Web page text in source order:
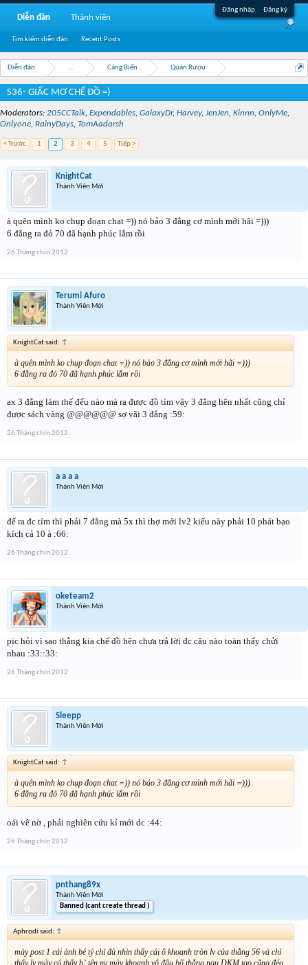
Đăng nhập Đăng ký
Diễn đàn ... Cảng Biển Quán Rượu
S36- GIẤC MƠ CHẾ ĐỒ =)
Moderators: 205CCTalk, Expendables, GalaxyDr, Harvey, JenJen, Kinnn, OnlyMe,
Onlyone, RainyDays, TomAadarsh
< Trước 1 2 3 4 5 Tiếp >
KnightCat
Thành Viên Mới
à quên mình ko chụp đoạn chat =)) nó bảo 3 đẳng cơ mình mới hãi =)))
6 đẳng ra đỏ 70 đã hạnh phúc lắm rồi
26 Tháng chín 2012
Terumi Afuro
Thành Viên Mới
KnightCat said: ↑
à quên mình ko chụp đoạn chat =)) nó bảo 3 đẳng cơ mình mới hãi =)))
6 đẳng ra đỏ 70 đã hạnh phúc lắm rồi
ax 3 đẳng làm thế đếu nào mà ra được đồ tím vậy 3 đẳng hên nhất cũng chỉ
được sách vàng @@@@@@ sợ vãi 3 đẳng :59:
26 Tháng chín 2012
a a a a
Thành Viên Mới
để ra đc tím thì phải 7 đẳng mà 5x thì thợ mới lv2 kiểu này phải 10 phát bạo
kích cả 10 à :66:
26 Tháng chín 2012
oketeam2
Thành Viên Mới
pic hỏi vì sao thằng kia chế đồ hên chưa trả lời đc câu nào toàn thấy chửi
nhau :33::33:
26 Tháng chín 2012
Sleepp
Thành Viên Mới
KnightCat said: ↑
à quên mình ko chụp đoạn chat =)) nó bảo 3 đẳng cơ mình mới hãi =)))
6 đẳng ra đỏ 70 đã hạnh phúc lắm rồi
oái vê nờ , phải nghiên cứu kỉ mới dc :44:
26 Tháng chín 2012
pnthang89x
Thành Viên Mới
Banned (cant create thread )
Aphrodi said: ↑
mày post 1 cái ảnh bé tý chỉ đủ nhìn thấy cái ô khoanh tròn lv của thằng 56 và chỉ
thấy lv mày có thấy b` tên nv mày khoanh vô đâu bố thằng ngu DKM tao cũng đéo
Diễn đàn
Tìm kiếm diễn đàn Recent Posts
Thành viên